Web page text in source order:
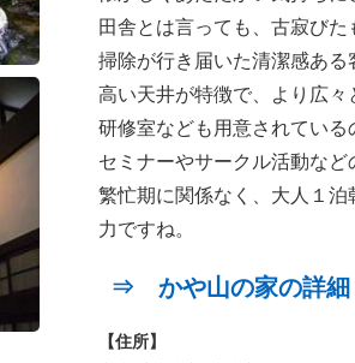
田舎とは言っても、古寂びた
掃除が行き届いた清潔感ある
高い天井が特徴で、より広々
研修室なども用意されている
セミナーやサークル活動など
繁忙期に関係なく、大人１
力ですね。
⇒ かや山の家の詳細
【住所】